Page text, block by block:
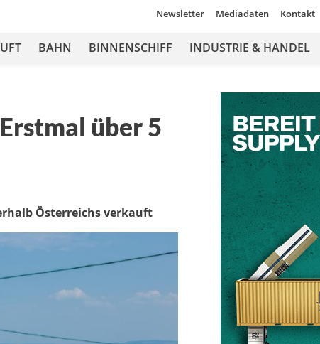
Newsletter Mediadaten Kontakt
BAHN BINNENSCHIFF INDUSTRIE & HANDEL
über 5
Österreichs verkauft